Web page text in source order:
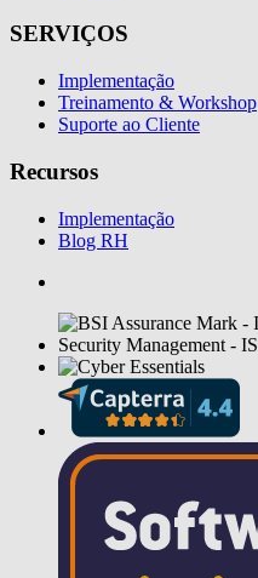
SERVIÇOS
Implementação
Treinamento & Workshop
Suporte ao Cliente
Recursos
Implementação
Blog RH